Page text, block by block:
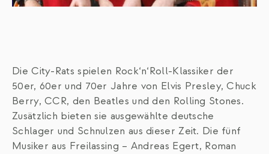
Die City-Rats spielen Rock‘n‘Roll-Klassiker der
50er, 60er und 70er Jahre von Elvis Presley, Chuck
Berry, CCR, den Beatles und den Rolling Stones.
Zusätzlich bieten sie ausgewählte deutsche
Schlager und Schnulzen aus dieser Zeit. Die fünf
Musiker aus Freilassing – Andreas Egert, Roman